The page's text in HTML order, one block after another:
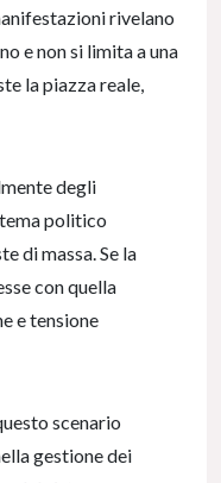
rivelano
e non si limita a una
la piazza reale,
degli
politico
di massa. Se la
con quella
e tensione
scenario
gestione dei